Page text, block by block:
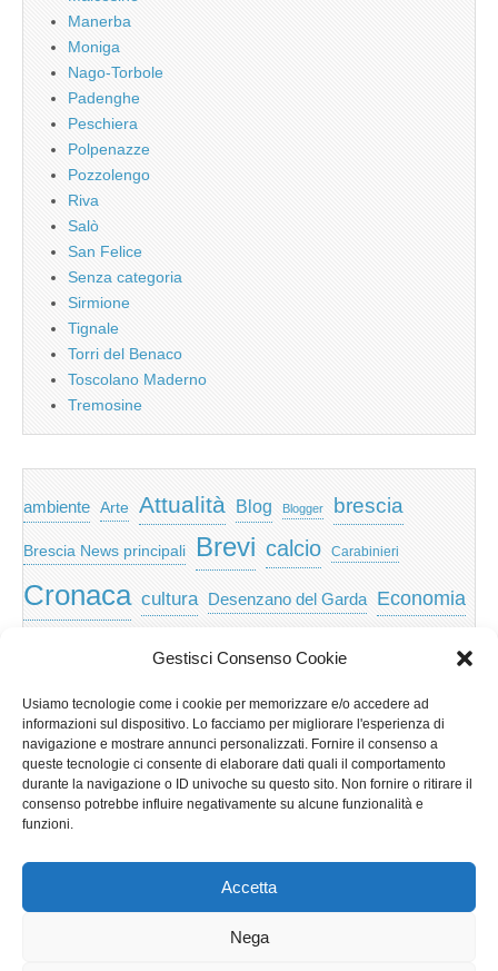
Gestisci Consenso Cookie
Usiamo tecnologie come i cookie per memorizzare e/o accedere ad
informazioni sul dispositivo. Lo facciamo per migliorare l'esperienza di
navigazione e mostrare annunci personalizzati. Fornire il consenso a
queste tecnologie ci consente di elaborare dati quali il comportamento
durante la navigazione o ID univoche su questo sito. Non fornire o ritirare il
consenso potrebbe influire negativamente su alcune funzionalità e
funzioni.
Accetta
Nega
Manerba
Moniga
Nago-Torbole
Padenghe
Peschiera
Polpenazze
Pozzolengo
Riva
Salò
San Felice
Senza categoria
Sirmione
Tignale
Torri del Benaco
Toscolano Maderno
Tremosine
ambiente Arte Attualità Blog Blogger brescia
Brescia News principali Brevi calcio Carabinieri
Cronaca cultura Desenzano del Garda Economia
lago di garda Musica Nera news Notizie
Notizie dal Garda
Notizie Lombardia
Notizie per categoria Notizie Provincia di Brescia
Regione Lombardia
Sport Storia Territorio turismo
Privacy e cookie: questo sito utilizza i cookie. Continuando a utilizzare